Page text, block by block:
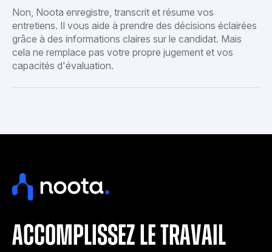
Non, Noota enregistre, transcrit et résume vos
entretiens. Il vous aide à prendre des décisions éclairées
grâce à des informations claires sur le candidat. Mais
cela ne remplace pas votre propre jugement et vos
capacités d'évaluation.
accomplissez le travail